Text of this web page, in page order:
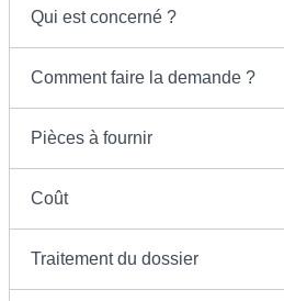
Qui est concerné ?
Comment faire la demande ?
Pièces à fournir
Coût
Traitement du dossier